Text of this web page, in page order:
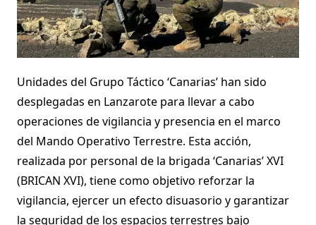
Unidades del Grupo Táctico ‘Canarias’ han sido
desplegadas en Lanzarote para llevar a cabo
operaciones de vigilancia y presencia en el marco
del Mando Operativo Terrestre. Esta acción,
realizada por personal de la brigada ‘Canarias’ XVI
(BRICAN XVI), tiene como objetivo reforzar la
vigilancia, ejercer un efecto disuasorio y garantizar
la seguridad de los espacios terrestres bajo